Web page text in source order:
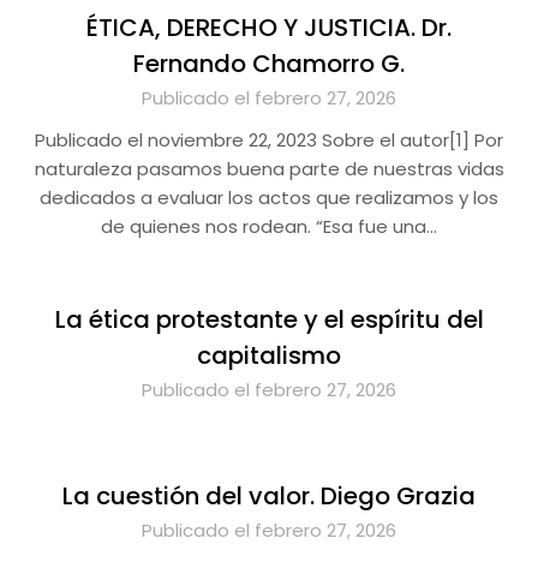
ÉTICA, DERECHO Y JUSTICIA. Dr.
Fernando Chamorro G.
Publicado el febrero 27, 2026
Publicado el noviembre 22, 2023 Sobre el autor[1] Por
naturaleza pasamos buena parte de nuestras vidas
dedicados a evaluar los actos que realizamos y los
de quienes nos rodean. “Esa fue una…
La ética protestante y el espíritu del
capitalismo
Publicado el febrero 27, 2026
La cuestión del valor. Diego Grazia
Publicado el febrero 27, 2026